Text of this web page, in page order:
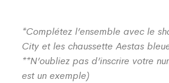
*Complétez l’ensemble avec le
City et les chaussette Aestas
**N’oubliez pas d’inscrire votre
est un exemple)